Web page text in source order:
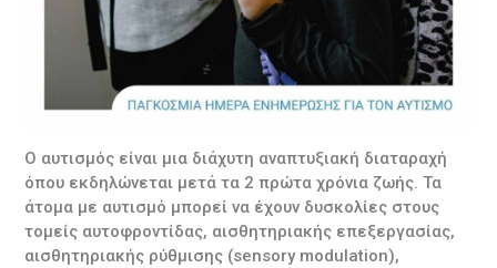
Ο αυτισμός είναι μια διάχυτη αναπτυξιακή διαταραχή
όπου εκδηλώνεται μετά τα 2 πρώτα χρόνια ζωής. Τα
άτομα με αυτισμό μπορεί να έχουν δυσκολίες στους
τομείς αυτοφροντίδας, αισθητηριακής επεξεργασίας,
αισθητηριακής ρύθμισης (sensory modulation),